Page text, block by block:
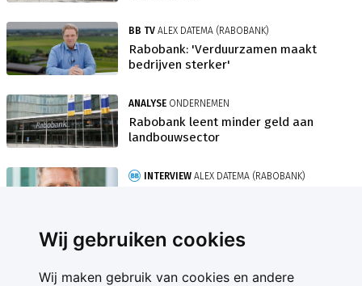
Wij gebruiken cookies
Wij maken gebruik van cookies en andere
BB TV ALEX DATEMA (RABOBANK)
Rabobank: 'Verduurzamen maakt
bedrijven sterker'
ANALYSE ONDERNEMEN
Rabobank leent minder geld aan
landbouwsector
INTERVIEW ALEX DATEMA (RABOBANK)